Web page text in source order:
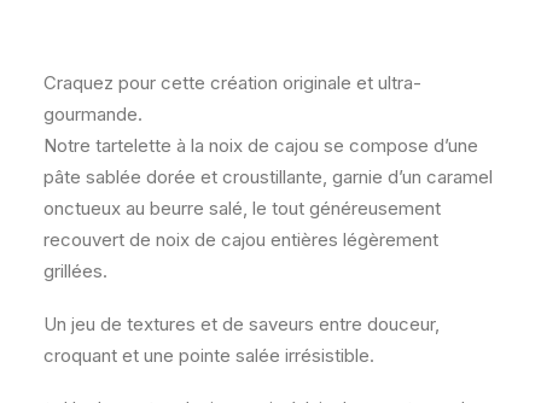
Craquez pour cette création originale et ultra-
gourmande.
Notre tartelette à la noix de cajou se compose d’une
pâte sablée dorée et croustillante, garnie d’un caramel
onctueux au beurre salé, le tout généreusement
recouvert de noix de cajou entières légèrement
grillées.
Un jeu de textures et de saveurs entre douceur,
croquant et une pointe salée irrésistible.